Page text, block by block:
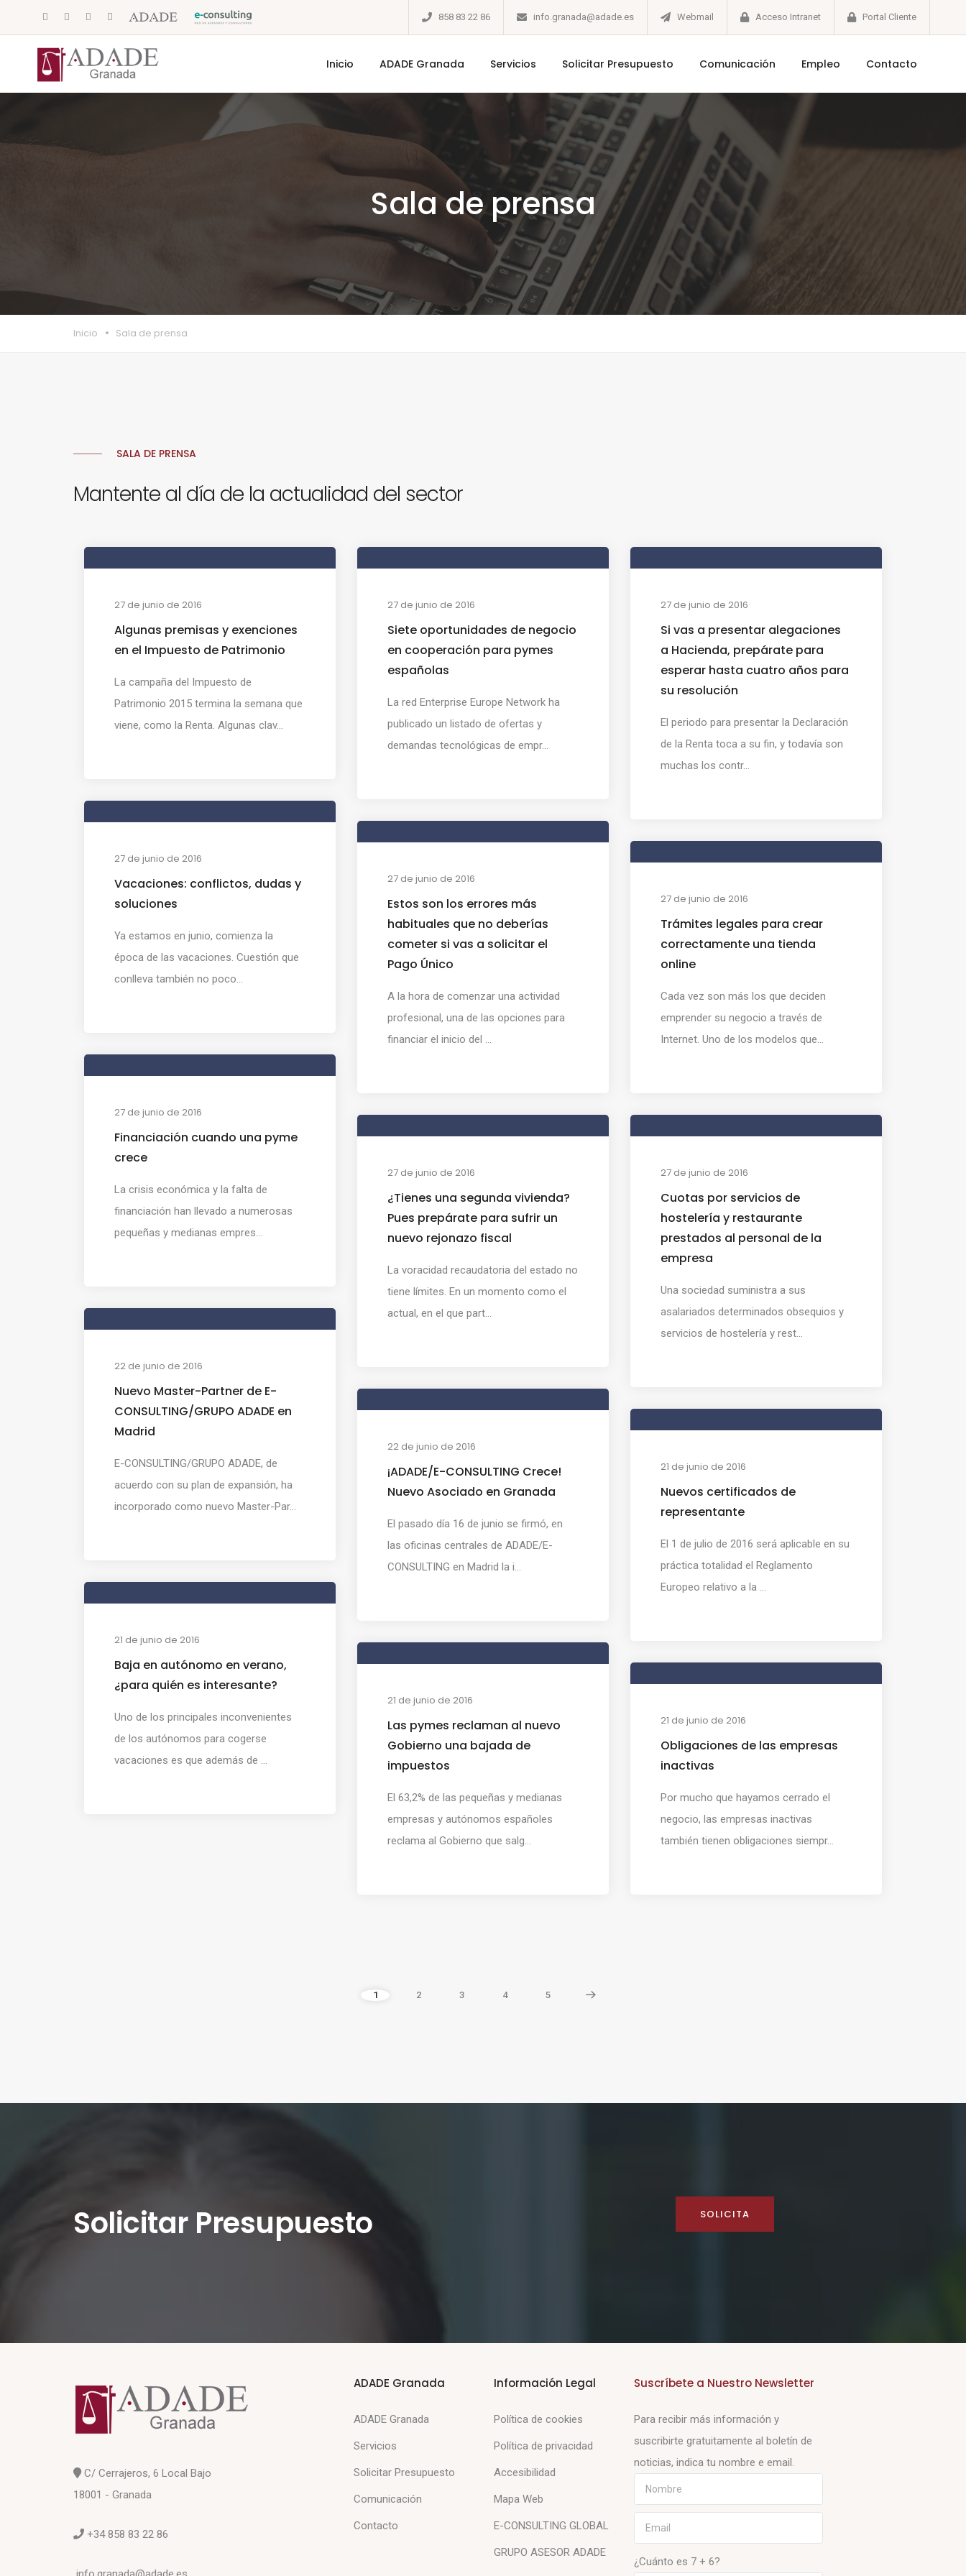
858 83 22 86 info.granada@adade.es Webmail Acceso Intranet Portal Cliente
Inicio ADADE Granada Servicios Solicitar Presupuesto Comunicación Empleo Contacto
Sala de prensa
Inicio Sala de prensa
SALA DE PRENSA
Mantente al día de la actualidad del sector
27 de junio de 2016
Algunas premisas y exenciones
en el Impuesto de Patrimonio
La campaña del Impuesto de
Patrimonio 2015 termina la semana que
viene, como la Renta. Algunas clav...
27 de junio de 2016
Siete oportunidades de negocio
en cooperación para pymes
españolas
La red Enterprise Europe Network ha
publicado un listado de ofertas y
demandas tecnológicas de empr...
27 de junio de 2016
Si vas a presentar alegaciones
a Hacienda, prepárate para
esperar hasta cuatro años para
su resolución
El periodo para presentar la Declaración
de la Renta toca a su fin, y todavía son
muchas los contr...
27 de junio de 2016
Vacaciones: conflictos, dudas y
soluciones
Ya estamos en junio, comienza la
época de las vacaciones. Cuestión que
conlleva también no poco...
27 de junio de 2016
Estos son los errores más
habituales que no deberías
cometer si vas a solicitar el
Pago Único
A la hora de comenzar una actividad
profesional, una de las opciones para
financiar el inicio del ...
27 de junio de 2016
Trámites legales para crear
correctamente una tienda
online
Cada vez son más los que deciden
emprender su negocio a través de
Internet. Uno de los modelos que...
27 de junio de 2016
Financiación cuando una pyme
crece
La crisis económica y la falta de
financiación han llevado a numerosas
pequeñas y medianas empres...
27 de junio de 2016
¿Tienes una segunda vivienda?
Pues prepárate para sufrir un
nuevo rejonazo fiscal
La voracidad recaudatoria del estado no
tiene límites. En un momento como el
actual, en el que part...
27 de junio de 2016
Cuotas por servicios de
hostelería y restaurante
prestados al personal de la
empresa
Una sociedad suministra a sus
asalariados determinados obsequios y
servicios de hostelería y rest...
22 de junio de 2016
Nuevo Master-Partner de E-
CONSULTING/GRUPO ADADE en
Madrid
E-CONSULTING/GRUPO ADADE, de
acuerdo con su plan de expansión, ha
incorporado como nuevo Master-Par...
22 de junio de 2016
¡ADADE/E-CONSULTING Crece!
Nuevo Asociado en Granada
El pasado día 16 de junio se firmó, en
las oficinas centrales de ADADE/E-
CONSULTING en Madrid la i...
21 de junio de 2016
Nuevos certificados de
representante
El 1 de julio de 2016 será aplicable en su
práctica totalidad el Reglamento
Europeo relativo a la ...
21 de junio de 2016
Baja en autónomo en verano,
¿para quién es interesante?
Uno de los principales inconvenientes
de los autónomos para cogerse
vacaciones es que además de ...
21 de junio de 2016
Las pymes reclaman al nuevo
Gobierno una bajada de
impuestos
El 63,2% de las pequeñas y medianas
empresas y autónomos españoles
reclama al Gobierno que salg...
21 de junio de 2016
Obligaciones de las empresas
inactivas
Por mucho que hayamos cerrado el
negocio, las empresas inactivas
también tienen obligaciones siempr...
1 2 3 4 5
Solicitar Presupuesto SOLICITA
C/ Cerrajeros, 6 Local Bajo
18001 - Granada
+34 858 83 22 86
ADADE Granada
ADADE Granada
Servicios
Solicitar Presupuesto
Comunicación
Contacto
Información Legal
Política de cookies
Política de privacidad
Accesibilidad
Mapa Web
E-CONSULTING GLOBAL
GRUPO ASESOR ADADE
Suscríbete a Nuestro Newsletter
Para recibir más información y
suscribirte gratuitamente al boletín de
noticias, indica tu nombre e email.
¿Cuánto es 7 + 6?